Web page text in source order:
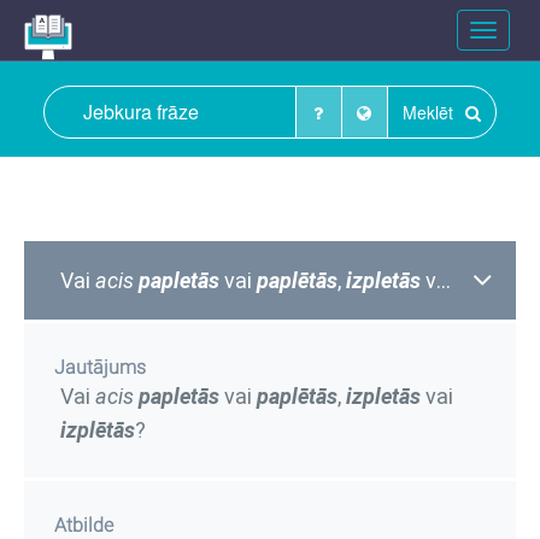
Toggle
Meklēt
Vai acispapletāsvai paplētās,izpletāsvai izplētās
Jautājums
Vai acispapletāsvai paplētās,izpletāsvai
izplētās?
Atbilde